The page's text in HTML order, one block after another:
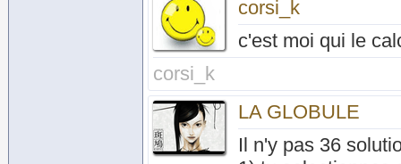
corsi_k
c'est moi qui le
corsi_k
LA GLOBULE
Il n'y pas 36